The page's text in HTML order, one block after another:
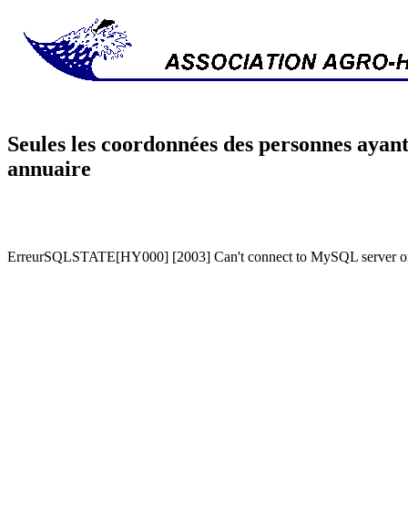
Seules les coordonnées des personnes
annuaire
ErreurSQLSTATE[HY000] [2003] Can't connect to MySQL server